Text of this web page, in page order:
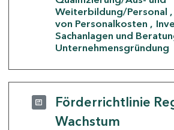
Weiterbildung/Personal
von Personalkosten
Sachanlagen und
Unternehmensgründung
Förderrichtlinie
Wachstum